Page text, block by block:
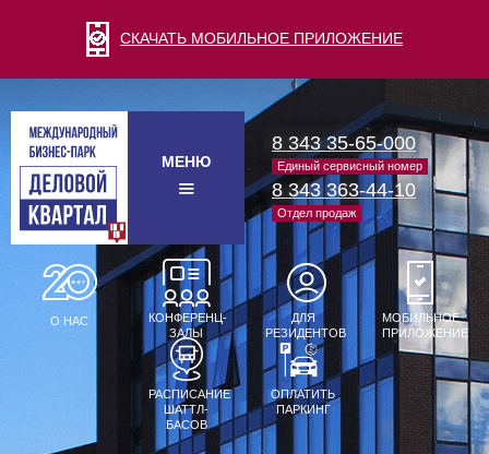
СКАЧАТЬ МОБИЛЬНОЕ ПРИЛОЖЕНИЕ
МЕНЮ
8 343 35-65-000
Единый сервисный номер
8 343 363-44-10
Отдел продаж
О НАС
КОНФЕРЕНЦ-
ЗАЛЫ
ДЛЯ
РЕЗИДЕНТОВ
МОБИЛЬНОЕ
ПРИЛОЖЕНИЕ
РАСПИСАНИЕ
ШАТТЛ-
БАСОВ
ОПЛАТИТЬ
ПАРКИНГ